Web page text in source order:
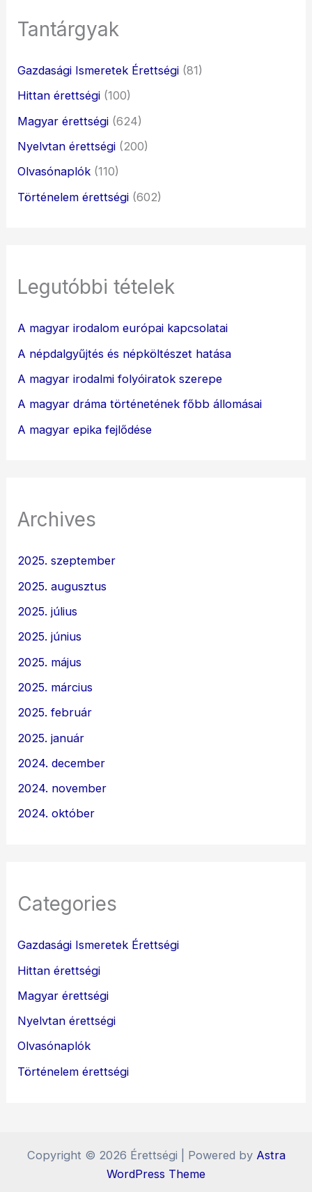
Tantárgyak
Gazdasági Ismeretek Érettségi (81)
Hittan érettségi (100)
Magyar érettségi (624)
Nyelvtan érettségi (200)
Olvasónaplók (110)
Történelem érettségi (602)
Legutóbbi tételek
A magyar irodalom európai kapcsolatai
A népdalgyűjtés és népköltészet hatása
A magyar irodalmi folyóiratok szerepe
A magyar dráma történetének főbb állomásai
A magyar epika fejlődése
Archives
2025. szeptember
2025. augusztus
2025. július
2025. június
2025. május
2025. március
2025. február
2025. január
2024. december
2024. november
2024. október
Categories
Gazdasági Ismeretek Érettségi
Hittan érettségi
Magyar érettségi
Nyelvtan érettségi
Olvasónaplók
Történelem érettségi
Copyright © 2026 Érettségi | Powered by Astra
WordPress Theme